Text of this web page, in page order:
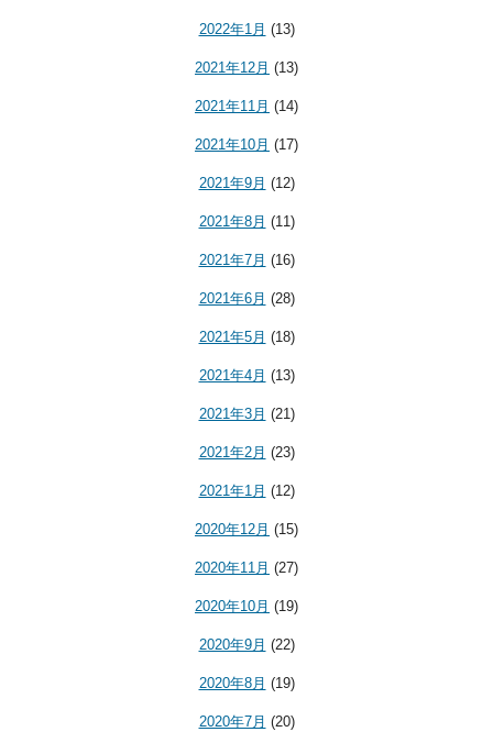
2022年1月 (13)
2021年12月 (13)
2021年11月 (14)
2021年10月 (17)
2021年9月 (12)
2021年8月 (11)
2021年7月 (16)
2021年6月 (28)
2021年5月 (18)
2021年4月 (13)
2021年3月 (21)
2021年2月 (23)
2021年1月 (12)
2020年12月 (15)
2020年11月 (27)
2020年10月 (19)
2020年9月 (22)
2020年8月 (19)
2020年7月 (20)